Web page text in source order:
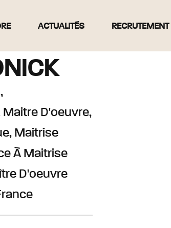
ACTUALITÉS RECRUTEMENT
D'oeuvre,
Maitrise
À Maitrise
D'oeuvre